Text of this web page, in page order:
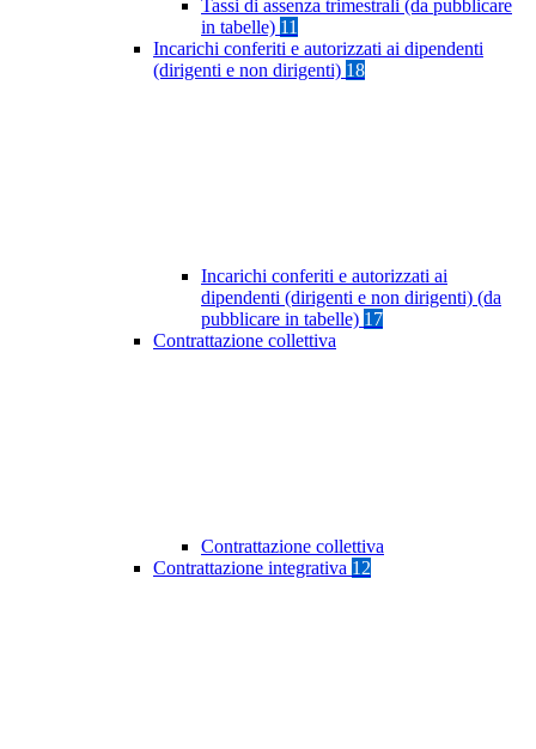
Tassi di assenza trimestrali (da pubblicare
in tabelle) 11
Incarichi conferiti e autorizzati ai dipendenti
(dirigenti e non dirigenti) 18
Incarichi conferiti e autorizzati ai
dipendenti (dirigenti e non dirigenti) (da
pubblicare in tabelle) 17
Contrattazione collettiva
Contrattazione collettiva
Contrattazione integrativa 12